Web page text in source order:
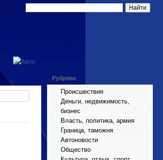
Рубрики
Происшествия
Деньги, недвижимость,
бизнес
Власть, политика, армия
Граница, таможня
Автоновости
Общество